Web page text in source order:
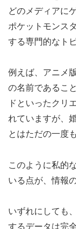
どのメディアに
ポケットモンス
する専門的なト
例えば、アニメ
の名前であるこ
ドといったクリ
れていますが、
とはただの一度
このように私的
いる点が、情報
いずれにしても
するデータは完